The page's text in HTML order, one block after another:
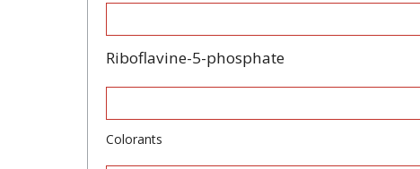
Riboflavine-5-phosphate
Colorants